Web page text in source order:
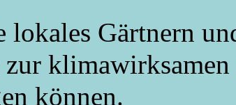
Gärtnern
können.